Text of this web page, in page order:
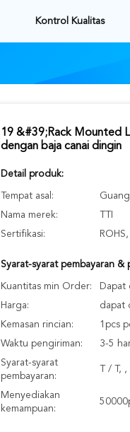
Kontrol Kualitas
19 &#39;Rack Mounted
dengan baja canai dingin
Detail produk:
Tempat asal:
Nama merek:
Sertifikasi:
Syarat-syarat pembayaran &
Kuantitas min Order:
Dapat
Harga:
dapat
Kemasan rincian:
1pcs
Waktu pengiriman:
3-5
Syarat-syarat
pembayaran:
T / T,
Menyediakan
kemampuan: